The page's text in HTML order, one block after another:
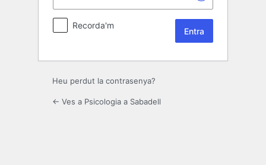
Recorda'm
Heu perdut la contrasenya?
← Ves a Psicologia a Sabadell